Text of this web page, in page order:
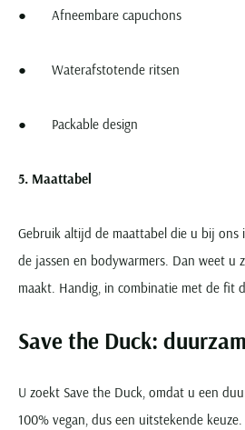
● Afneembare capuchons
● Waterafstotende ritsen
● Packable design
5. Maattabel
Gebruik altijd de maattabel die u bij
de jassen en bodywarmers. Dan weet u
maakt. Handig, in combinatie met de fit
Save the Duck:
U zoekt Save the Duck, omdat u een
100% vegan, dus een uitstekende